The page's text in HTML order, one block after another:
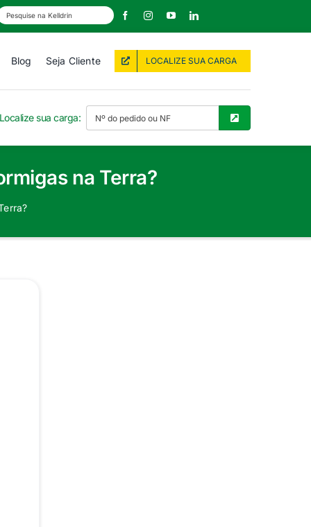
Blog Seja Cliente LOCALIZE SUA CARGA
Localize sua carga:
na Terra?